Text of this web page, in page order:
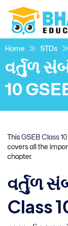
Home STDs
વર્તુળ
10
This GSEB Class
covers all the
chapter.
વર્તુળ
Class